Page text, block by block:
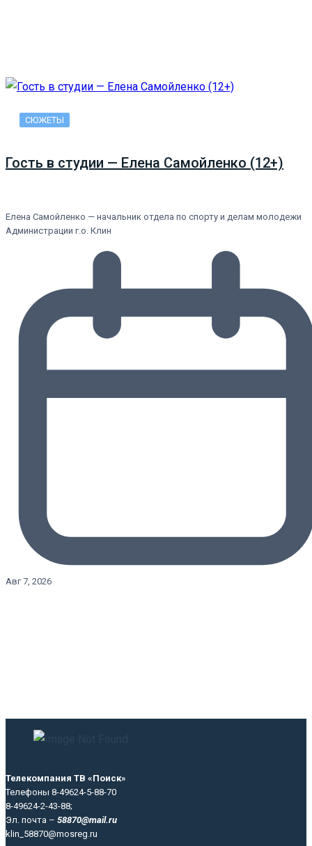
СЮЖЕТЫ
Гость в студии — Елена Самойленко (12+)
Елена Самойленко — начальник отдела по спорту и делам молодежи
Администрации г.о. Клин
Авг 7, 2026
Телекомпания ТВ «Поиск»
Телефоны 8-49624-5-88-70
8-49624-2-43-88;
Эл. почта – 58870@mail.ru
klin_58870@mosreg.ru